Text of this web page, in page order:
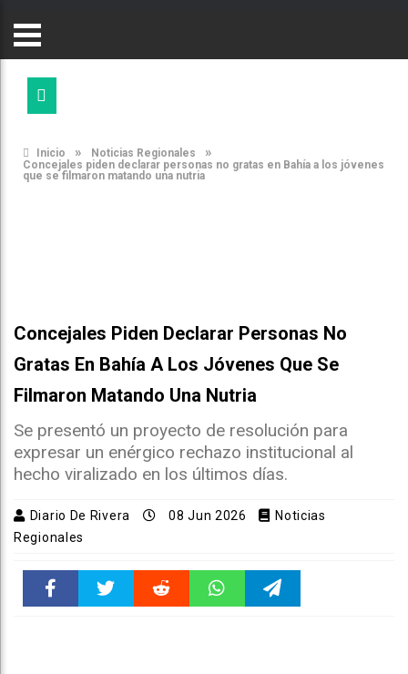
Inicio » Noticias Regionales »
Concejales piden declarar personas no gratas en Bahía a los jóvenes
que se filmaron matando una nutria
Concejales Piden Declarar Personas No
Gratas En Bahía A Los Jóvenes Que Se
Filmaron Matando Una Nutria
Se presentó un proyecto de resolución para
expresar un enérgico rechazo institucional al
hecho viralizado en los últimos días.
Diario De Rivera 08 Jun 2026
Noticias
Regionales